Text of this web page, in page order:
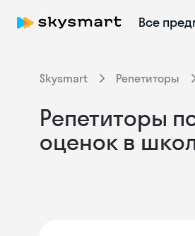
Все
Skysmart Репетиторы
Репетиторы
оценок в